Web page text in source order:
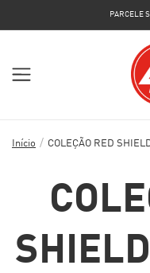
PARCELE
Início / COLEÇÃO RED